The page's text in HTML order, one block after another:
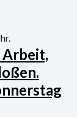
Arbeit,